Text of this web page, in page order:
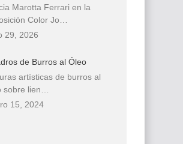
Marotta Ferrari en la
Color Jo…
29, 2026
de Burros al Óleo
artísticas de burros al
sobre lien…
15, 2024